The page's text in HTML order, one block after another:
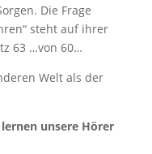
Die Frage
steht auf ihrer
63 …von 60…
Welt als der
unsere Hörer